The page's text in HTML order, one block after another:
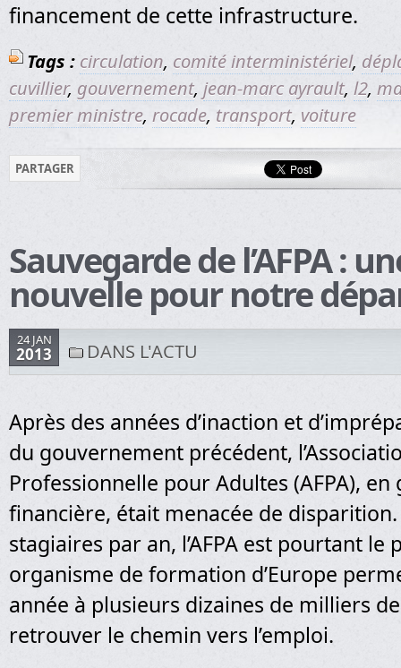
financement de cette infrastructure.
Tags : circulation, comité interministériel,
cuvillier, gouvernement, jean-marc ayrault, l2,
premier ministre, rocade, transport, voiture
PARTAGER
Sauvegarde de l’AFPA :
nouvelle pour notre
24 JAN
2013 DANS L'ACTU
Après des années d’inaction et
du gouvernement précédent,
Professionnelle pour Adultes (AFPA),
financière, était menacée de disparition.
stagiaires par an, l’AFPA est pourtant le
organisme de formation d’Europe
année à plusieurs dizaines de milliers
retrouver le chemin vers l’emploi.